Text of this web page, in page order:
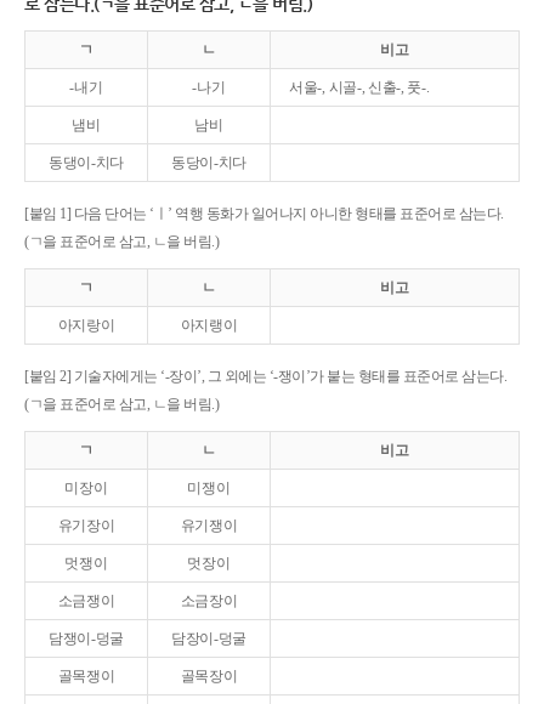
ㄱ ㄴ 비고
-내기 -나기 서울-, 시골-, 신출-, 풋-.
냄비 남비
동댕이-치다 동당이-치다
[붙임 1] 다음 단어는 ‘ㅣ’ 역행 동화가 일어나지 아니한 형태를 표준어로 삼는다.
(ㄱ을 표준어로 삼고, ㄴ을 버림.)
ㄱ ㄴ 비고
아지랑이 아지랭이
[붙임 2] 기술자에게는 ‘-장이’, 그 외에는 ‘-쟁이’가 붙는 형태를 표준어로 삼는다.
(ㄱ을 표준어로 삼고, ㄴ을 버림.)
ㄱ ㄴ 비고
미장이 미쟁이
유기장이 유기쟁이
멋쟁이 멋장이
소금쟁이 소금장이
담쟁이-덩굴 담장이-덩굴
골목쟁이 골목장이